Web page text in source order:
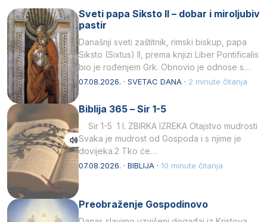
Sveti papa Siksto II – dobar i miroljubiv
pastir
Današnji sveti zaštitnik, rimski biskup, papa
Siksto (Sixtus) II, prema knjizi Liber Pontificalis
bio je rođenjem Grk. Obnovio je odnose s
afričkim…
07.08.2026. · SVETAC DANA · 2 minute čitanja
Biblija 365 – Sir 1-5
Sir 1-5 1 I. ZBIRKA IZREKA Otajstvo mudrosti
Svaka je mudrost od Gospoda i s njime je
dovijeka.2 Tko će…
07.08.2026. · BIBLIJA · 10 minute čitanja
Preobraženje Gospodinovo